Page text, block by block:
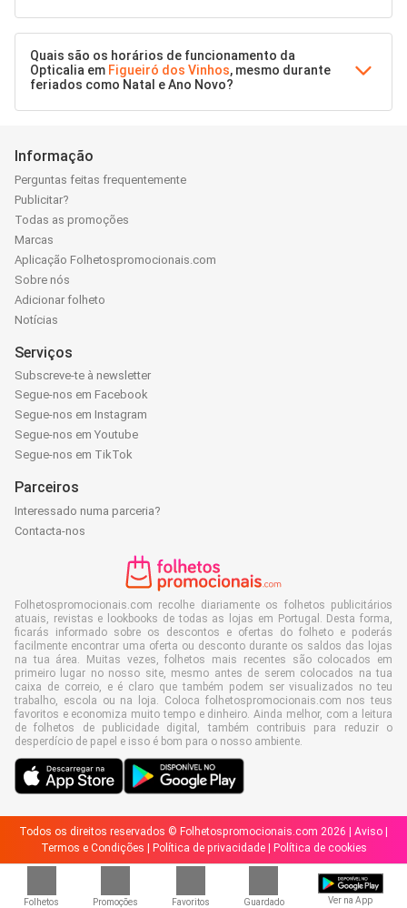
Folhetos Promoções Favoritos Guardado Ver na App
Quais são os horários de funcionamento da
Opticalia em Figueiró dos Vinhos, mesmo durante
feriados como Natal e Ano Novo?
Informação
Perguntas feitas frequentemente
Publicitar?
Todas as promoções
Marcas
Aplicação Folhetospromocionais.com
Sobre nós
Adicionar folheto
Notícias
Serviços
Subscreve-te à newsletter
Segue-nos em Facebook
Segue-nos em Instagram
Segue-nos em Youtube
Segue-nos em TikTok
Parceiros
Interessado numa parceria?
Contacta-nos
Folhetospromocionais.com recolhe diariamente os folhetos publicitários
atuais, revistas e lookbooks de todas as lojas em Portugal. Desta forma,
ficarás informado sobre os descontos e ofertas do folheto e poderás
facilmente encontrar uma oferta ou desconto durante os saldos das lojas
na tua área. Muitas vezes, folhetos mais recentes são colocados em
primeiro lugar no nosso site, mesmo antes de serem colocados na tua
caixa de correio, e é claro que também podem ser visualizados no teu
trabalho, escola ou na loja. Coloca folhetospromocionais.com nos teus
favoritos e economiza muito tempo e dinheiro. Ainda melhor, com a leitura
de folhetos de publicidade digital, também contribuis para reduzir o
desperdício de papel e isso é bom para o nosso ambiente.
Todos os direitos reservados © Folhetospromocionais.com 2026 | Aviso
Termos e Condições
Política de privacidade| Política de cookies